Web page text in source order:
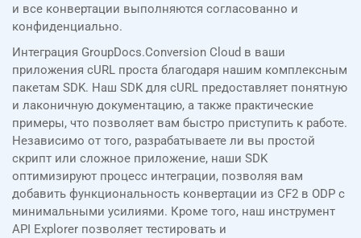
и все конвертации выполняются согласованно и
конфиденциально.
Интеграция GroupDocs.Conversion Cloud в ваши
приложения cURL проста благодаря нашим комплексным
пакетам SDK. Наш SDK для cURL предоставляет понятную
и лаконичную документацию, а также практические
примеры, что позволяет вам быстро приступить к работе.
Независимо от того, разрабатываете ли вы простой
скрипт или сложное приложение, наши SDK
оптимизируют процесс интеграции, позволяя вам
добавить функциональность конвертации из CF2 в ODP с
минимальными усилиями. Кроме того, наш инструмент
API Explorer позволяет тестировать и